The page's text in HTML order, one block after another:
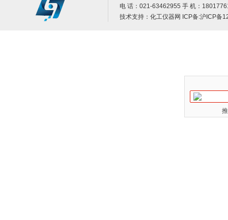
电 话：021-63462955 手 机：
技术支持： 化工仪器网 ICP备:沪ICP备